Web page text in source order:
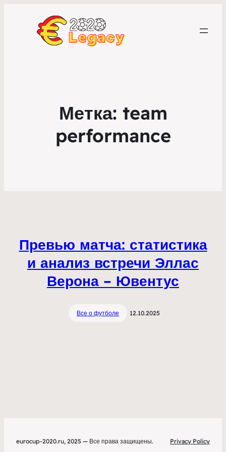
Метка: team
performance
Превью матча: статистика
и анализ встречи Эллас
Верона – Ювентус
Все о футболе 12.10.2025
eurocup-2020.ru, 2025 — Все права защищены. Privacy Policy